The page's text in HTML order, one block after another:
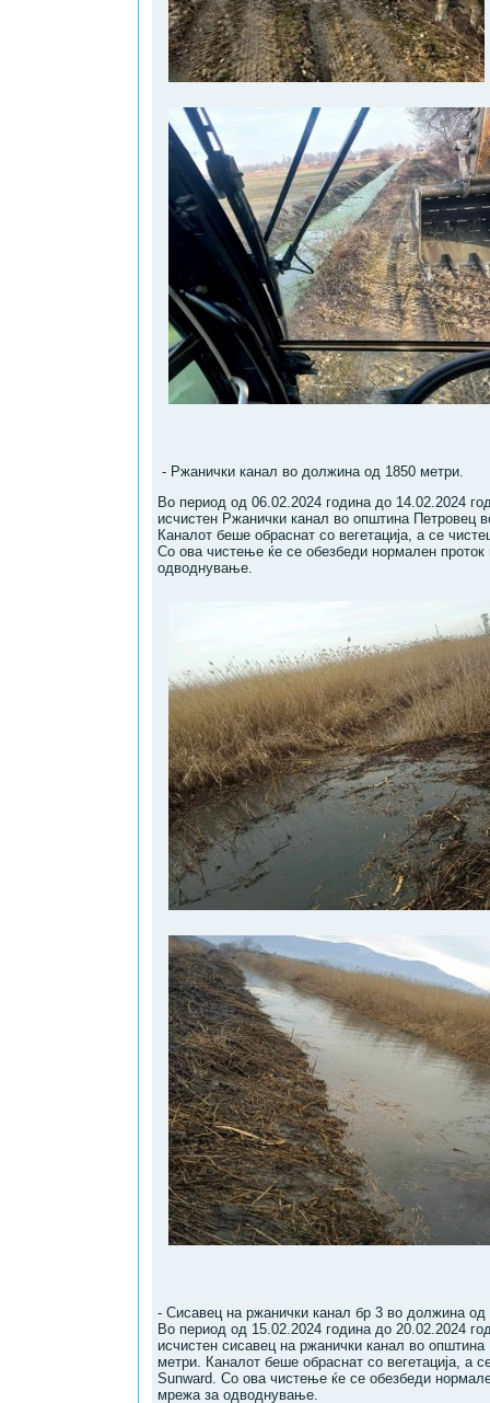
- Ржанички канал во должина од 1850 метри.
Во период од 06.02.2024 година до 14.02.2024
исчистен Ржанички канал во општина Петровец
Каналот беше обраснат со вегетација, а се
Со ова чистење ќе се обезбеди нормален
одводнување.
- Сисавец на ржанички канал бр 3 во должина од
Во период од 15.02.2024 година до 20.02.2024
исчистен сисавец на ржанички канал во
метри. Каналот беше обраснат со вегетација, а
Sunward. Со ова чистење ќе се обезбеди
мрежа за одводнување.